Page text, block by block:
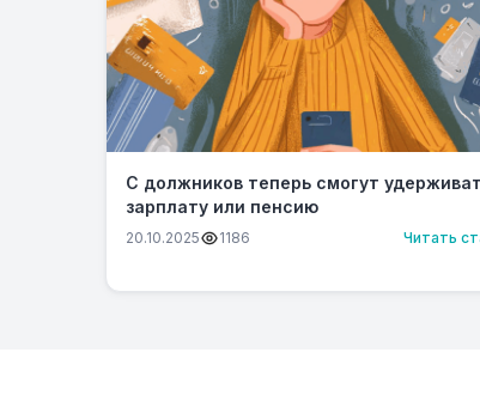
С должников теперь смогут
зарплату или пенсию
20.10.2025 1186 Читать